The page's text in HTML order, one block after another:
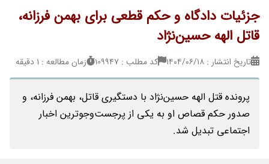
جزئیات دادگاه و حکم قطعی برای بهمن فرزانه،
قاتل الهه حسین‌نژاد
تاریخ انتشار : ۱۴۰۴/۰۶/۱۸ کد مطلب : 109947 زمان مطالعه : 1 دقیقه
پرونده قتل الهه حسین‌نژاد با دستگیری قاتل، بهمن فرزانه، و
صدور حکم قصاص او به یکی از پرجست‌وجوترین اخبار
اجتماعی تبدیل شد.